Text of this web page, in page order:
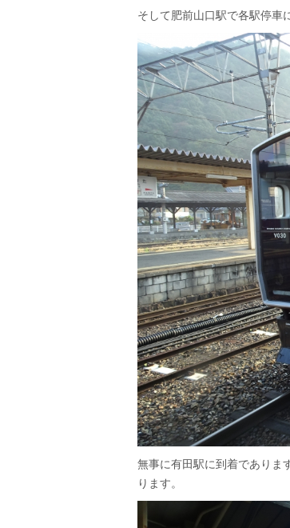
そして肥前山口駅で各駅停車
無事に有田駅に到着でありま
ります。